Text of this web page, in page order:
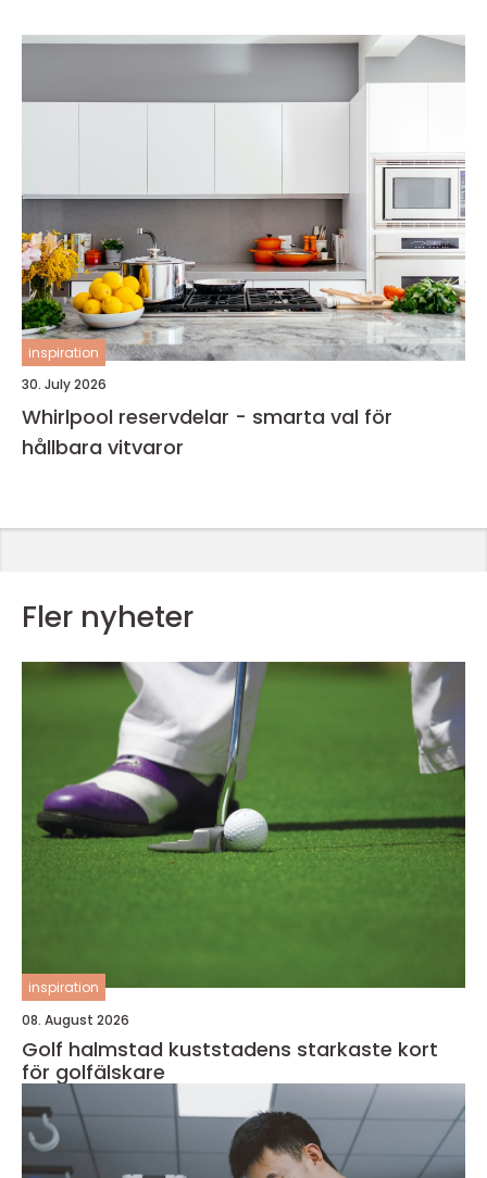
inspiration
30. July 2026
Whirlpool reservdelar - smarta val för
hållbara vitvaror
Fler nyheter
inspiration
08. August 2026
Golf halmstad kuststadens starkaste kort
för golfälskare